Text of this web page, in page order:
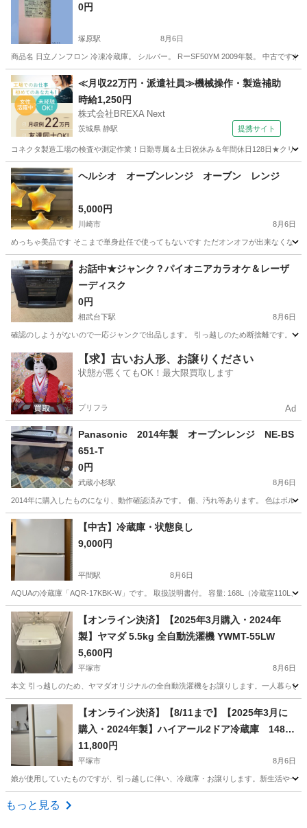
0円
塚原駅 8月6日
商品名 日立ノンフロン 冷凍冷蔵庫。 シルバー。 RーSF50YM 2009年製。 中古です
神奈川 南足柄市 塚原駅 キッチン家電 フロン
≪月収22万円・派遣社員≫機械操作・製造補助
時給1,250円
株式会社BREXA Next
茨城県 静駅 提携サイト
コネクタ製造工場の検査や測定作業！日勤専属＆土日祝休み＆年間休日128日★クリ
茨城 常陸大宮市 静駅 その他
ヘルシオ オーブンレンジ オーブン レンジ
5,000円
川崎市 8月6日
めっちゃ美品です そこまで単身赴任で使ってもないです ただオンオフが出来なくな
神奈川 川崎市 キッチン家電
お話中★ジャンク？パイオニアカラオケ＆レーザ
ーディスク
0円
相武台下駅 8月6日
確認のしようがないので一応ジャンクで出品します。 引っ越しのため断捨離です。
神奈川 相武台下駅 テレビ レーザーディスク
【求】古いお人形、お譲りください
状態が悪くてもOK！最大限買取します
プリフラ Ad
Panasonic 2014年製 オーブンレンジ NE-BS
651-T
0円
武蔵小杉駅 8月6日
2014年に購入したものになり、動作確認済みです。 傷、汚れ等あります。 色はボル
神奈川 川崎市 武蔵小杉駅 キッチン家電
【中古】冷蔵庫・状態良し
9,000円
平間駅 8月6日
AQUAの冷蔵庫「AQR-17KBK-W」です。 取扱説明書付。 容量: 168L（冷蔵室110L、
神奈川 川崎市 平間駅 キッチン家電
【オンライン決済】【2025年3月購入・2024年
製】ヤマダ 5.5kg 全自動洗濯機 YWMT-55LW
5,600円
平塚市 8月6日
本文 引っ越しのため、ヤマダオリジナルの全自動洗濯機をお譲りします。一人暮らし
神奈川 平塚市 生活家電
【オンライン決済】【8/11まで】【2025年3月に
購入・2024年製】ハイアール2ドア冷蔵庫 148
L・右開きホワイト
11,800円
平塚市 8月6日
娘が使用していたものですが、引っ越しに伴い、冷蔵庫・お譲りします。新生活や一
神奈川 平塚市
もっと見る